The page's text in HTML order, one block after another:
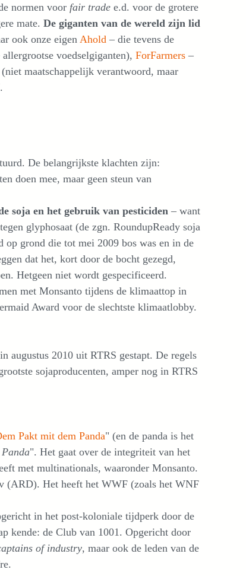
normen voor fair trade e.d. voor de grotere
mate. De giganten van de wereld zijn lid
ook onze eigen Ahold – die tevens de
allergrootse voedselgiganten), ForFarmers –
(niet maatschappelijk verantwoord, maar
De belangrijkste klachten zijn:
doen mee, maar geen steun van
soja en het gebruik van pesticiden – want
glyphosaat (de zgn. RoundupReady soja
op grond die tot mei 2009 bos was en in de
dat het, kort door de bocht gezegd,
Hetgeen niet wordt gespecificeerd.
met Monsanto tijdens de klimaattop in
Award voor de slechtste klimaatlobby.
augustus 2010 uit RTRS gestapt. De regels
sojaproducenten, amper nog in RTRS
Pakt mit dem Panda" (en de panda is het
". Het gaat over de integriteit van het
met multinationals, waaronder Monsanto.
(ARD). Het heeft het WWF (zoals het WNF
in het post-koloniale tijdperk door de
kende: de Club van 1001. Opgericht door
of industry, maar ook de leden van de